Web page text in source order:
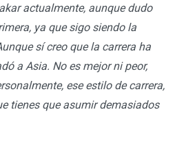
actualmente, aunque dudo
ya que sigo siendo la
sí creo que la carrera ha
a Asia. No es mejor ni peor,
ese estilo de carrera,
tienes que asumir demasiados